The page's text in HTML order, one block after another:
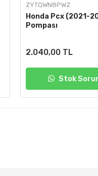
ZYTQWN8PWZ
Honda Pcx (2021-
Pompası
2.040,00 TL
Stok